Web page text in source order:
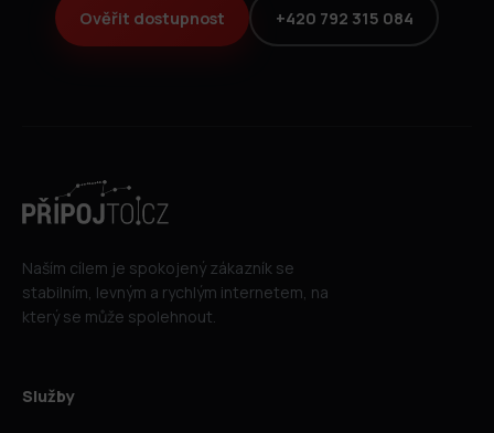
Ověřit dostupnost +420 792 315 084
Naším cílem je spokojený zákazník se
stabilním, levným a rychlým internetem, na
který se může spolehnout.
Služby